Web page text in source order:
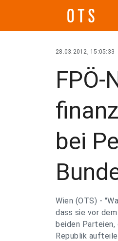
28.03.2012, 15:05:33
FPÖ-
bei
Wien (OTS) -
dass sie vor
beiden Parteien,
Republik